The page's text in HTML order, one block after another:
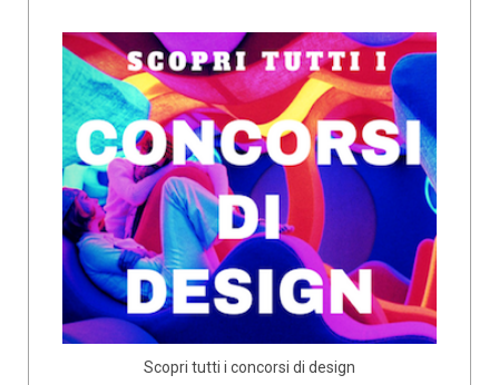
Scopri tutti i concorsi di design